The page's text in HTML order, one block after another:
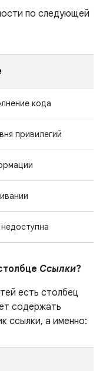
по следующей
кода
привилегий
Ссылки?
есть столбец
содержать
ссылки, а именно: